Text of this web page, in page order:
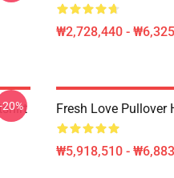
₩2,728,440 -
-20% Fresh Love Pullover
₩5,918,510 -